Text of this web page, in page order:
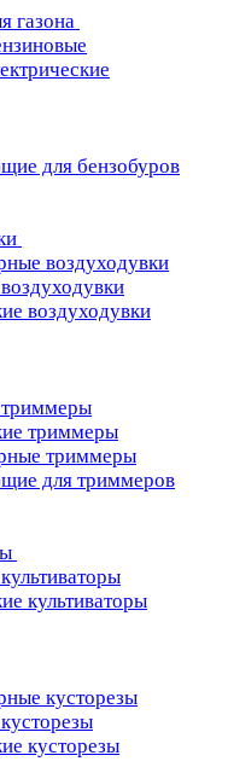
газона
для бензобуров
воздуходувки
воздуходувки
триммеры
триммеры
для триммеров
культиваторы
кусторезы
кусторезы